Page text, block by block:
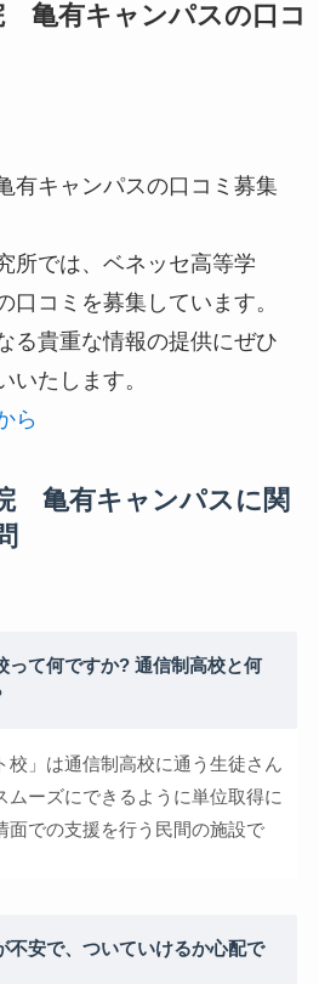
亀有キャンパスの口コ
キャンパスの口コミ募集
所では、ベネッセ高等学
コミを募集しています。
る貴重な情報の提供にぜひ
いたします。
ら
亀有キャンパスに関
って何ですか? 通信制高校と何
校」は通信制高校に通う生徒さん
ムーズにできるように単位取得に
面での支援を行う民間の施設で
不安で、ついていけるか心配で